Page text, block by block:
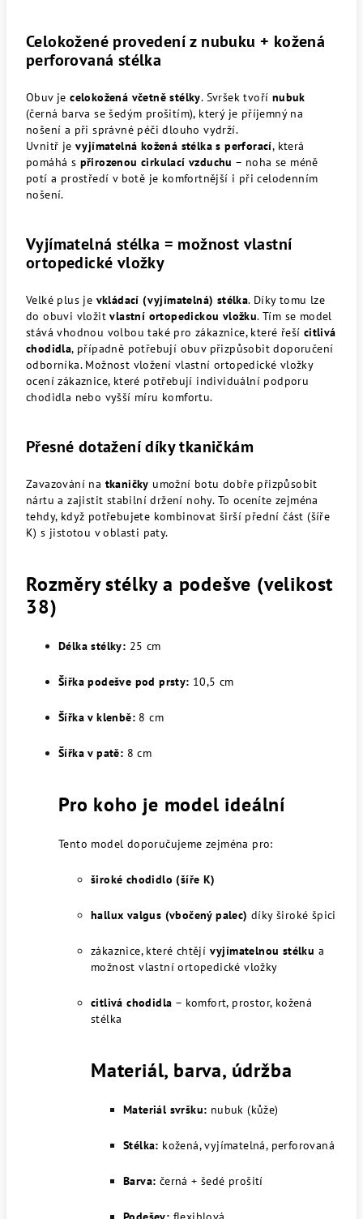
Celokožené provedení z nubuku + kožená
perforovaná stélka
Obuv jecelokožená včetně stélky. Svršek tvoří nubuk
(černá barva se šedým prošitím), který je příjemný na
nošení a při správné péči dlouho vydrží.
Uvnitř je vyjímatelná kožená stélka s perforací, která
pomáhá s přirozenou cirkulací vzduchu – noha se méně
potí a prostředí v botě je komfortnější i při celodenním
nošení.
Vyjímatelná stélka = možnost vlastní
ortopedické vložky
Velké plus je vkládací (vyjímatelná) stélka. Díky tomu lze
do obuvi vložitvlastní ortopedickou vložku. Tím se model
stává vhodnou volbou také pro zákaznice, které řeší citlivá
chodidla, případně potřebují obuv přizpůsobit doporučení
odborníka. Možnost vložení vlastní ortopedické vložky
ocení zákaznice, které potřebují individuální podporu
chodidla nebo vyšší míru komfortu.
Přesné dotažení díky tkaničkám
Zavazování na tkaničky umožní botu dobře přizpůsobit
nártu a zajistit stabilní držení nohy. To oceníte zejména
tehdy, když potřebujete kombinovat širší přední část (šíře
K) s jistotou v oblasti paty.
Rozměry stélky a podešve (velikost
38)
Délka stélky: 25 cm
Šířka podešve pod prsty: 10,5 cm
Šířka v klenbě: 8 cm
Šířka v patě: 8 cm
Pro koho je model ideální
Tento model doporučujeme zejména pro:
široké chodidlo (šíře K)
hallux valgus (vbočený palec) díky široké špici
zákaznice, které chtějí vyjímatelnou stélku a
možnost vlastní ortopedické vložky
citlivá chodidla – komfort, prostor, kožená
stélka
Materiál, barva, údržba
Materiál svršku: nubuk (kůže)
Stélka: kožená, vyjímatelná, perforovaná
Barva: černá + šedé prošití